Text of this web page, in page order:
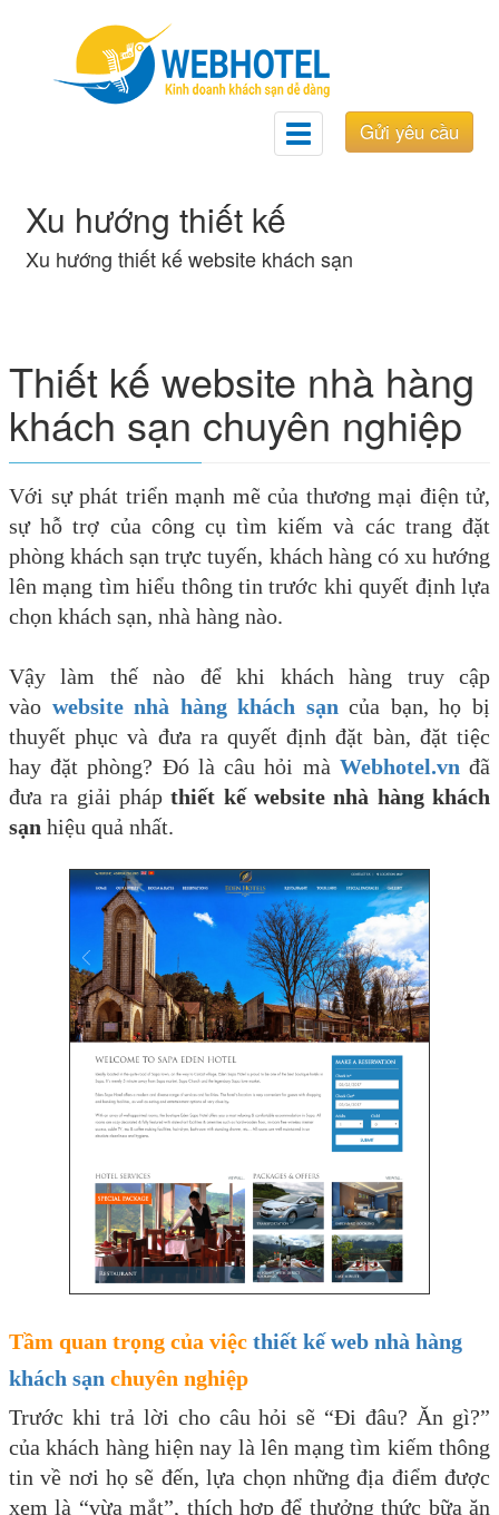
Gửi yêu cầu
Toggle
navigation
Xu hướng thiết kế
Xu hướng thiết kế website khách sạn
Thiết kế website nhà hàng
khách sạn chuyên nghiệp
Với sự phát triển mạnh mẽ của thương mại điện tử,
sự hỗ trợ của công cụ tìm kiếm và các trang đặt
phòng khách sạn trực tuyến, khách hàng có xu hướng
lên mạng tìm hiểu thông tin trước khi quyết định lựa
chọn khách sạn, nhà hàng nào.
Vậy làm thế nào để khi khách hàng truy cập
vào website nhà hàng khách sạn của bạn, họ bị
thuyết phục và đưa ra quyết định đặt bàn, đặt tiệc
hay đặt phòng? Đó là câu hỏi mà Webhotel.vn đã
đưa ra giải phápthiết kế website nhà hàng khách
sạn hiệu quả nhất.
Tầm quan trọng của việc thiết kế web nhà hàng
khách sạn chuyên nghiệp
Trước khi trả lời cho câu hỏi sẽ “Đi đâu? Ăn gì?”
của khách hàng hiện nay là lên mạng tìm kiếm thông
tin về nơi họ sẽ đến, lựa chọn những địa điểm được
xem là “vừa mắt”, thích hợp để thưởng thức bữa ăn